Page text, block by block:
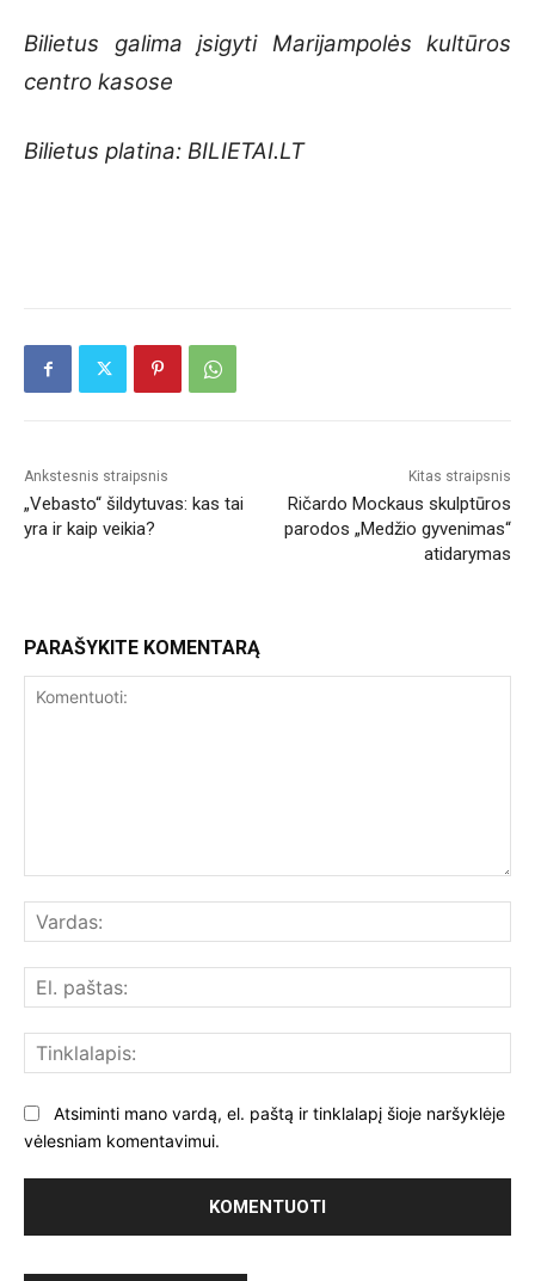
Bilietus galima įsigyti Marijampolės kultūros
centro kasose
Bilietus platina: BILIETAI.LT
Ankstesnis straipsnis
„Vebasto“ šildytuvas: kas tai
yra ir kaip veikia?
Kitas straipsnis
Ričardo Mockaus skulptūros
parodos „Medžio gyvenimas“
atidarymas
PARAŠYKITE KOMENTARĄ
Atsiminti mano vardą, el. paštą ir tinklalapį šioje naršyklėje
vėlesniam komentavimui.